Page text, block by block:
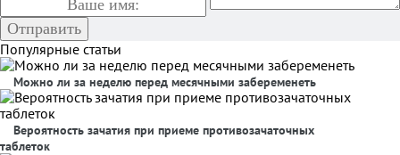
Популярные статьи
Можно ли за неделю перед месячными забеременеть
Вероятность зачатия при приеме противозачаточных
таблеток